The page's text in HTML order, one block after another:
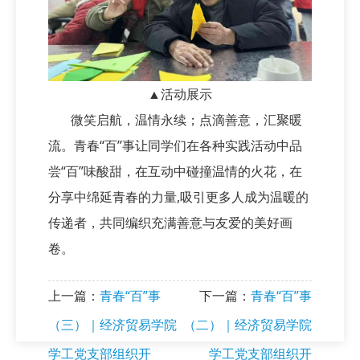
▲活动展示
微笑启航，温情永续；点滴善意，汇聚暖
流。青春“百”事让同学们在各种实践活动中品
尝“百”味酸甜，在互动中碰撞温情的火花，在
分享中绵延青春的力量,吸引更多人成为温暖的
传递者，共同编织充满善意与友爱的美好画
卷。
上一篇： 青春“百”事
（三）｜经济贸易学院
学工党支部组织开
下一篇： 青春“百”事
（二）｜经济贸易学院
学工党支部组织开